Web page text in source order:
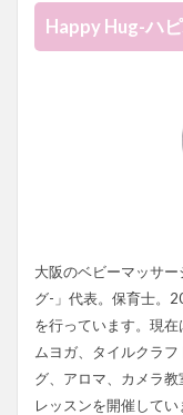
Happy Hug-ハ
大阪のベビーマッサ
グ-」代表。保育士。
を行っています。現
ムヨガ、タイルクラ
グ、アロマ、カメラ
レッスンを開催して